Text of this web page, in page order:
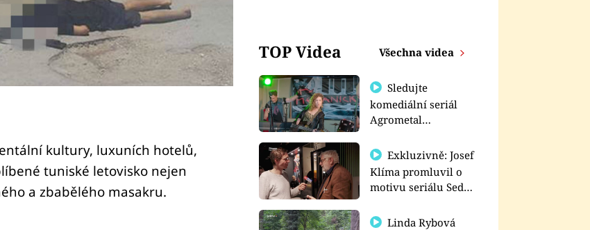
kultury, luxuních hotelů,
tuniské letovisko nejen
a zbabělého masakru.
TOP Videa Všechna videa
Sledujte
komediální seriál
Agrometal
prima+
Exkluzivně: Josef
Klíma promluvil o
motivu seriálu Sedm
Linda Rybová